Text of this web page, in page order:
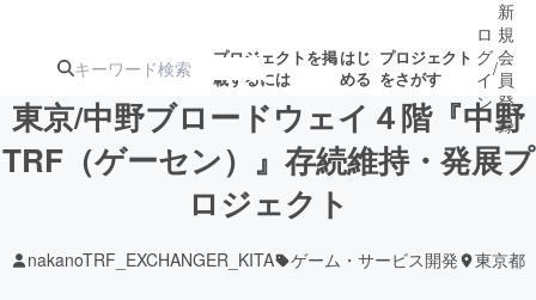
プロジェクトを掲
載するには
はじ
める
プロジェクト
をさがす
注目の新着プロ募集終了が近いプ
ロ
グ
イ
ン
/
新
規
会
員
登
録
東京/中野ブロードウェイ４階『中野
TRF（ゲーセン）』存続維持・発展プ
ロジェクト
nakanoTRF_EXCHANGER_KITA ゲーム・サービス開発 東京都